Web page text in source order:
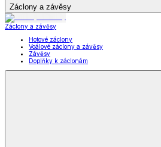
Záclony a závěsy
Záclony a závěsy
Hotové záclony
Voálové záclony a závěsy
Závěsy
Doplňky k záclonám